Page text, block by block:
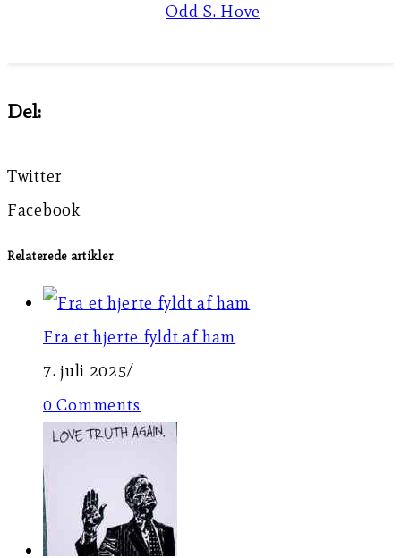
Odd S. Hove
Del:
Twitter
Facebook
Relaterede artikler
Fra et hjerte fyldt af ham
7. juli 2025/
0 Comments